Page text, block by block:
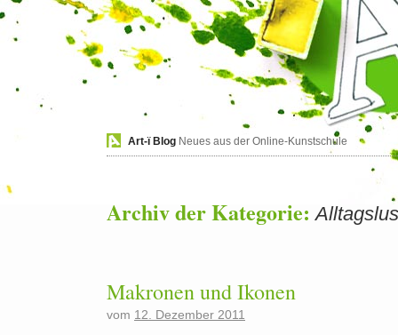
Art-ï Blog Neues aus der Online-Kunstschule
Archiv der Kategorie:
Makronen und Ikonen
vom 12. Dezember 2011